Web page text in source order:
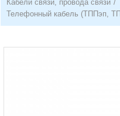
Кабели связи, провода связи /
Телефонный кабель (ТППэп,